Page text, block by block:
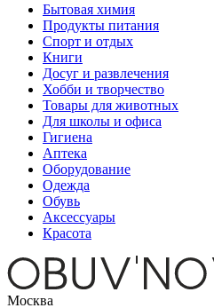
Бытовая химия
Продукты питания
Спорт и отдых
Книги
Досуг и развлечения
Хобби и творчество
Товары для животных
Для школы и офиса
Гигиена
Аптека
Оборудование
Одежда
Обувь
Аксессуары
Красота
Москва